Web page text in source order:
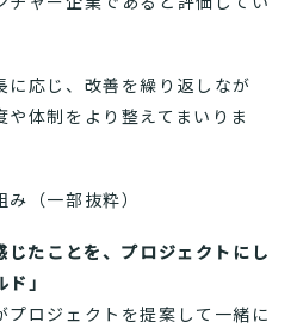
応じ、改善を繰り返しなが
体制をより整えてまいりま
（一部抜粋）
たことを、プロジェクトにし
」
プロジェクトを提案して一緒に